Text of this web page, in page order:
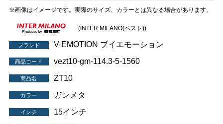
※画像はイメージです。実際のサイズ、カラーとは異なる場合があります。
(INTER MILANO(ベスト))
ブランド V-EMOTION ブイエモーション
商品コード vezt10-gm-114.3-5-1560
商品名 ZT10
カラー ガンメタ
インチ 15インチ